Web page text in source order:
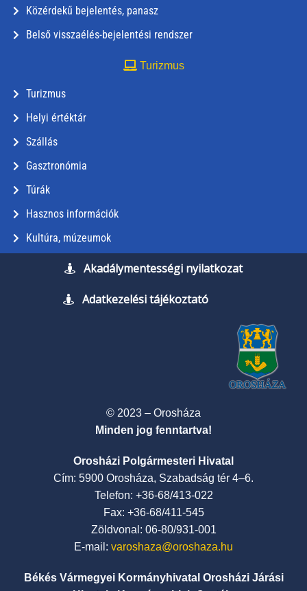
Közérdekű bejelentés, panasz
Belső visszaélés-bejelentési rendszer
Turizmus
Turizmus
Helyi értéktár
Szállás
Gasztronómia
Túrák
Hasznos információk
Kultúra, múzeumok
Akadálymentességi nyilatkozat
Adatkezelési tájékoztató
© 2023 – Orosháza
Minden jog fenntartva!
Orosházi Polgármesteri Hivatal
Cím: 5900 Orosháza, Szabadság tér 4–6.
Telefon: +36-68/413-022
Fax: +36-68/411-545
Zöldvonal: 06-80/931-001
E-mail: varoshaza@oroshaza.hu
Békés Vármegyei Kormányhivatal Orosházi Járási